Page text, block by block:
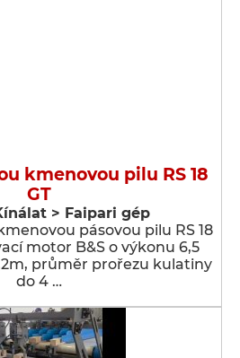
kmenovou pilu RS 18
GT
> Faipari gép
pásovou pilu RS 18
motor B&S o výkonu 6,5
průměr prořezu kulatiny
do 4 …